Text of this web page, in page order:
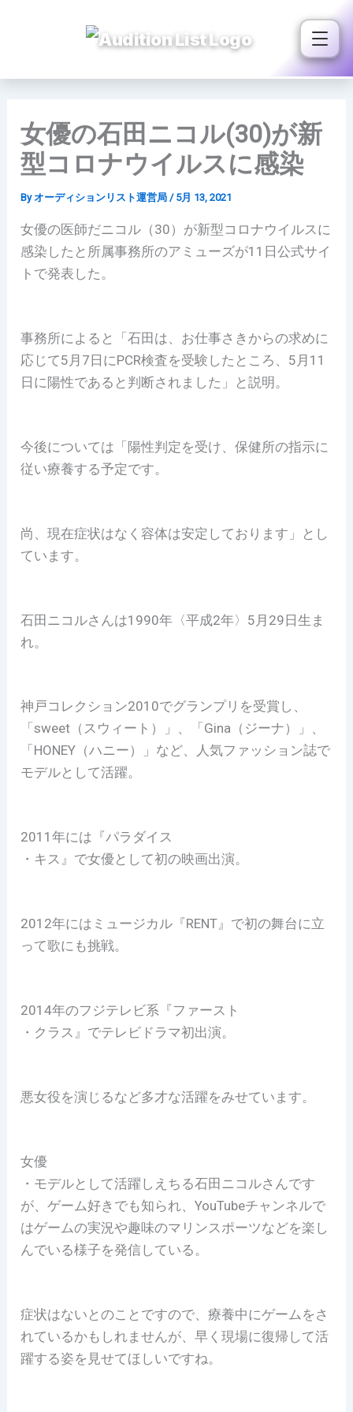
ス
女優の石田ニコル(30)が新
型コロナウイルスに感染
Byオーディションリスト運営局/ 5月 13, 2021
女優の医師だニコル（30）が新型コロナウイルスに
感染したと所属事務所のアミューズが11日公式サイ
トで発表した。
事務所によると「石田は、お仕事さきからの求めに
応じて5月7日にPCR検査を受験したところ、5月11
日に陽性であると判断されました」と説明。
今後については「陽性判定を受け、保健所の指示に
従い療養する予定です。
尚、現在症状はなく容体は安定しております」とし
ています。
石田ニコルさんは1990年〈平成2年〉5月29日生ま
れ。
神戸コレクション2010でグランプリを受賞し、
「sweet（スウィート）」、「Gina（ジーナ）」、
「HONEY（ハニー）」など、人気ファッション誌で
モデルとして活躍。
2011年には『パラダイス
・キス』で女優として初の映画出演。
2012年にはミュージカル『RENT』で初の舞台に立
って歌にも挑戦。
2014年のフジテレビ系『ファースト
・クラス』でテレビドラマ初出演。
悪女役を演じるなど多才な活躍をみせています。
女優
・モデルとして活躍しえちる石田ニコルさんです
が、ゲーム好きでも知られ、YouTubeチャンネルで
はゲームの実況や趣味のマリンスポーツなどを楽し
んでいる様子を発信している。
症状はないとのことですので、療養中にゲームをさ
れているかもしれませんが、早く現場に復帰して活
躍する姿を見せてほしいですね。